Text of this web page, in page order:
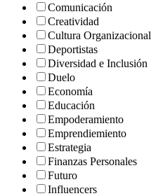
Comunicación
Creatividad
Cultura Organizacional
Deportistas
Diversidad e Inclusión
Duelo
Economía
Educación
Empoderamiento
Emprendiemiento
Estrategia
Finanzas Personales
Futuro
Influencers